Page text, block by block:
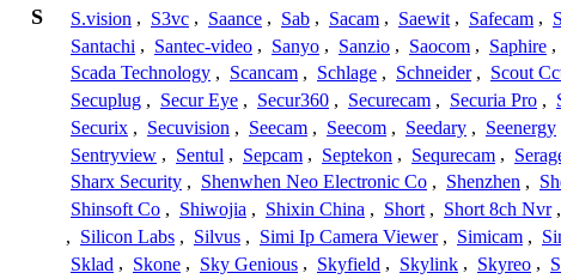
S S.vision , S3vc , Saance , Sab , Sacam , Saewit , Safecam ,
Santachi , Santec-video , Sanyo , Sanzio , Saocom , Saphire ,
Scada Technology , Scancam , Schlage , Schneider , Scout
Secuplug , Secur Eye , Secur360 , Securecam , Securia Pro ,
Securix , Secuvision , Seecam , Seecom , Seedary , Seenergy
Sentryview , Sentul , Sepcam , Septekon , Sequrecam ,
Sharx Security , Shenwhen Neo Electronic Co , Shenzhen ,
Shinsoft Co , Shiwojia , Shixin China , Short , Short 8ch Nvr ,
, Silicon Labs , Silvus , Simi Ip Camera Viewer , Simicam ,
Sklad , Skone , Sky Genious , Skyfield , Skylink , Skyreo ,